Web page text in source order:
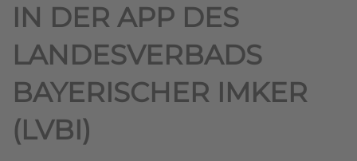
IN DER APP DES
LANDESVERBADS
BAYERISCHER IMKER
(LVBI)